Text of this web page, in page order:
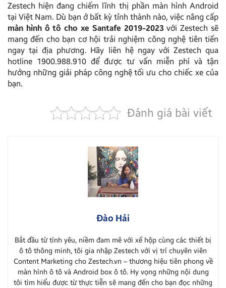
Zestech hiện đang chiếm lĩnh thị phần màn hình Android
tại Việt Nam. Dù bạn ở bất kỳ tỉnh thành nào, việc nâng cấp
màn hình ô tô cho xe Santafe 2019-2023 với Zestech sẽ
mang đến cho bạn cơ hội trải nghiệm công nghệ tiên tiến
ngay tại địa phương. Hãy liên hệ ngay với Zestech qua
hotline 1900.988.910 để được tư vấn miễn phí và tận
hưởng những giải pháp công nghệ tối ưu cho chiếc xe của
bạn.
Đánh giá bài viết
Đào Hải
Bắt đầu từ tình yêu, niềm đam mê với xế hộp cùng các thiết bị
ô tô thông minh, tôi gia nhập Zestech với vị trí chuyên viên
Content Marketing cho Zestech.vn – thương hiệu tiên phong về
màn hình ô tô và Android box ô tô. Hy vọng những nội dung
tôi tìm hiểu được từ thực tiễn sẽ mang đến cho bạn đọc những